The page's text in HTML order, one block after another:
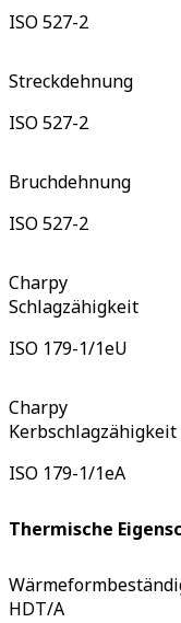
ISO 527-2
Streckdehnung
ISO 527-2
Bruchdehnung
ISO 527-2
Charpy
Schlagzähigkeit
ISO 179-1/1eU
Charpy
Kerbschlagzähigkeit
ISO 179-1/1eA
Thermische
HDT/A